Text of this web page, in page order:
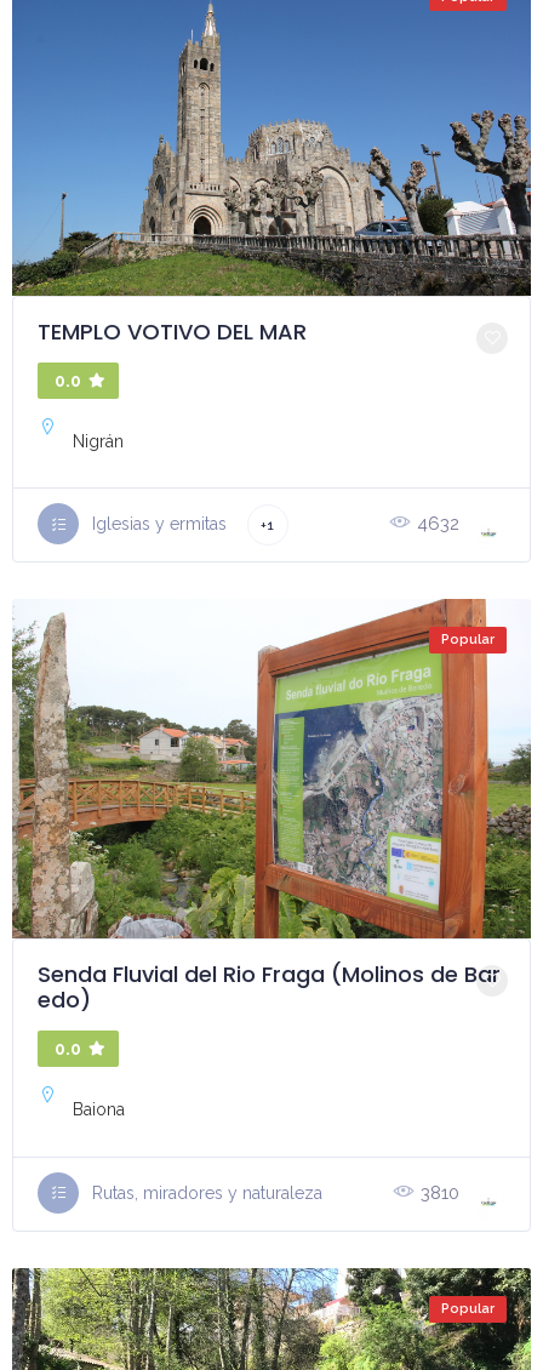
TEMPLO VOTIVO DEL MAR
0.0
Nigrán
Iglesias y ermitas +1 4632
Popular
Senda Fluvial del Rio Fraga (Molinos de Bar
edo)
0.0
Baiona
Rutas, miradores y naturaleza 3810
Popular